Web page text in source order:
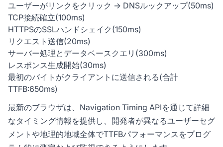
ユーザーがリンクをクリック → DNSルックアップ(50ms)
TCP接続確立(100ms)
HTTPSのSSLハンドシェイク(150ms)
リクエスト送信(20ms)
サーバー処理とデータベースクエリ(300ms)
レスポンス生成開始(30ms)
最初のバイトがクライアントに送信される(合計
TTFB:650ms)
最新のブラウザは、Navigation Timing APIを通じて詳細
なタイミング情報を提供し、開発者が異なるユーザーセグ
メントや地理的地域全体でTTFBパフォーマンスをプログ